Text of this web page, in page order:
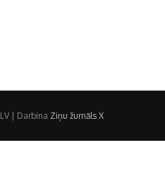
| Darbina Ziņu žurnāls X